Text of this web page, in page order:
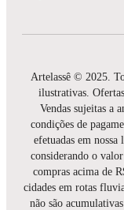
Artelassê © 2025.
ilustrativas.
Vendas sujeitas a
condições de
efetuadas em
considerando o
compras acima de
cidades em rotas
não são